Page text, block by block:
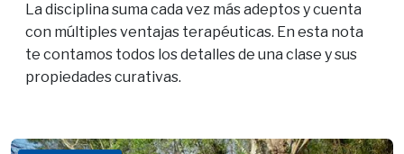
La disciplina suma cada vez más adeptos y cuenta
con múltiples ventajas terapéuticas. En esta nota
te contamos todos los detalles de una clase y sus
propiedades curativas.